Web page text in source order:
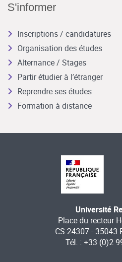
S'informer
Inscriptions / candidatures
Organisation des études
Alternance / Stages
Partir étudier à l’étranger
Reprendre ses études
Formation à distance
Université
Place du recteur
CS 24307 - 35043
Tél. : +33 (0)2